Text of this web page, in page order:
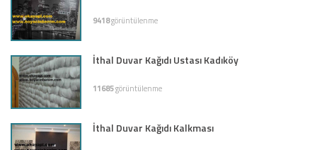
9418görüntülenme
İthal Duvar Kağıdı Ustası Kadıköy
11685görüntülenme
İthal Duvar Kağıdı Kalkması